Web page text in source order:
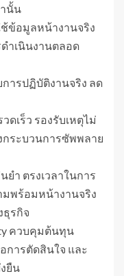
นั้น
ช้ข้อมูลหน้างานจริง
ำเนินงานตลอด
การปฏิบัติงานจริง ลด
ดเร็ว รองรับเหตุไม่
ระบวนการซัพพลาย
ยำ ตรงเวลาในการ
พร้อมหน้างานจริง
ธุรกิจ
ควบคุมต้นทุน
การตัดสินใจ และ
ยืน